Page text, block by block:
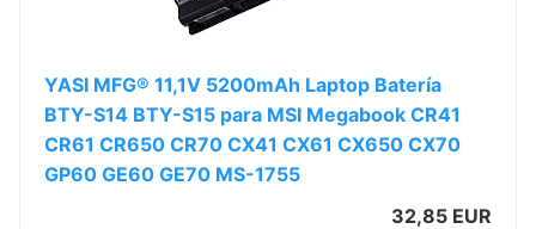
YASI MFG® 11,1V 5200mAh Laptop Batería
BTY-S14 BTY-S15 para MSI Megabook CR41
CR61 CR650 CR70 CX41 CX61 CX650 CX70
GP60 GE60 GE70 MS-1755
32,85 EUR